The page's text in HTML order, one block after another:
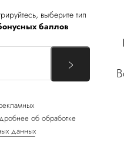
выберите тип
баллов
об обработке
данных